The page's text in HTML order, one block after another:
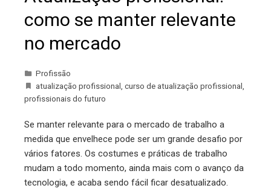
como se manter relevante
no mercado
Profissão
atualização profissional, curso de atualização profissional,
profissionais do futuro
Se manter relevante para o mercado de trabalho a
medida que envelhece pode ser um grande desafio por
vários fatores. Os costumes e práticas de trabalho
mudam a todo momento, ainda mais com o avanço da
tecnologia, e acaba sendo fácil ficar desatualizado.